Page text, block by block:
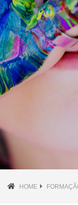
HOME